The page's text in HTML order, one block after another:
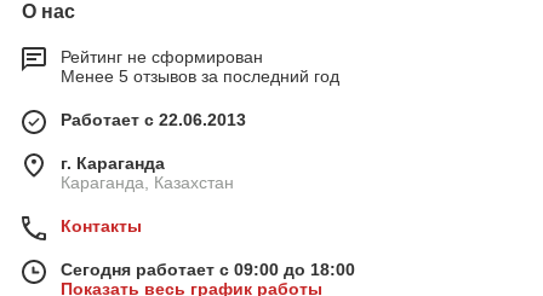
О нас
Рейтинг не сформирован
Менее 5 отзывов за последний год
Работает с 22.06.2013
г. Караганда
Караганда, Казахстан
Контакты
Сегодня работает с 09:00 до 18:00
Показать весь график работы